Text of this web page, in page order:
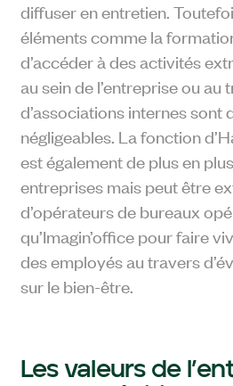
diffuser en entretien.
éléments comme la
d’accéder à des activités
au sein de l’entreprise ou au
d’associations internes sont
négligeables. La fonction
est également de plus en
entreprises mais peut être
d’opérateurs de bureaux
qu’Imagin’office pour faire
des employés au travers
sur le bien-être.
Les valeurs de